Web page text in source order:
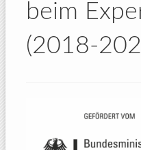
beim
(2018-